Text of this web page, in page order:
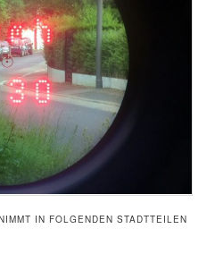
IN FOLGENDEN STADTTEILEN